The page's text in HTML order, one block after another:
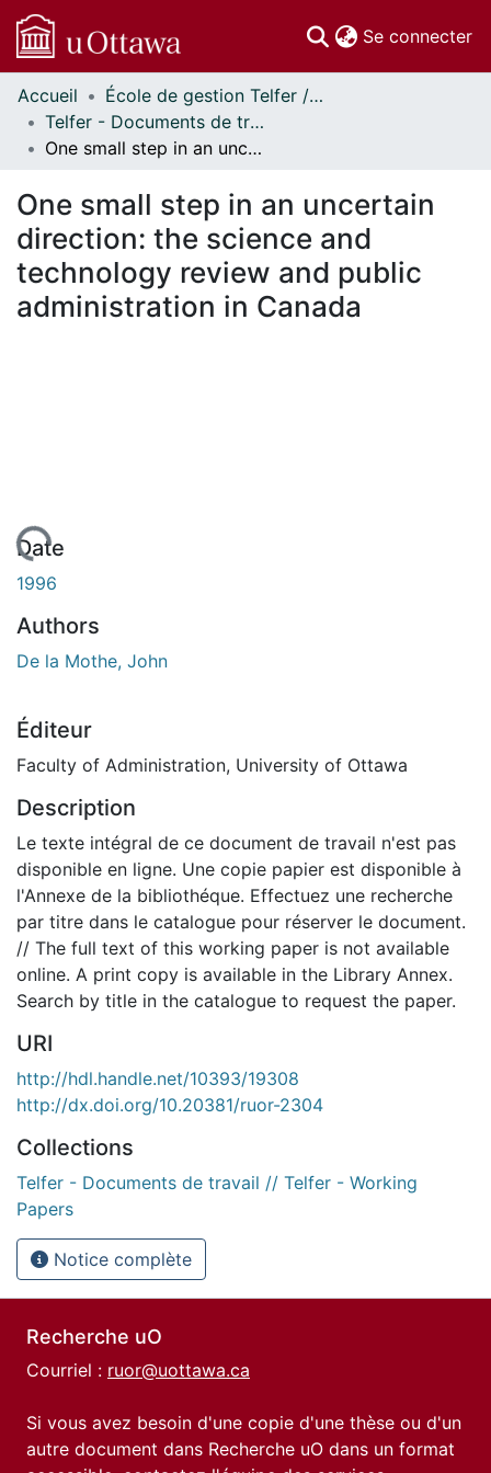
Se connecter
Communautés
et collections
Parcourir
À propos
Accueil
École de gestion Telfer // Telfer School of Management
Telfer - Documents de travail // Telfer - Working Papers
One small step in an uncertain direction: the science and technology review and public administration in Canada
One small step in an uncertain
direction: the science and
technology review and public
administration in Canada
En cours de chargement...
Date
1996
Authors
De la Mothe, John
Éditeur
Faculty of Administration, University of Ottawa
Description
Le texte intégral de ce document de travail n'est pas
disponible en ligne. Une copie papier est disponible à
l'Annexe de la bibliothéque. Effectuez une recherche
par titre dans le catalogue pour réserver le document.
// The full text of this working paper is not available
online. A print copy is available in the Library Annex.
Search by title in the catalogue to request the paper.
URI
http://hdl.handle.net/10393/19308
http://dx.doi.org/10.20381/ruor-2304
Collections
Telfer - Documents de travail // Telfer - Working
Papers
Notice complète
Recherche uO
Courriel : ruor@uottawa.ca
Si vous avez besoin d'une copie d'une thèse ou d'un
autre document dans Recherche uO dans un format